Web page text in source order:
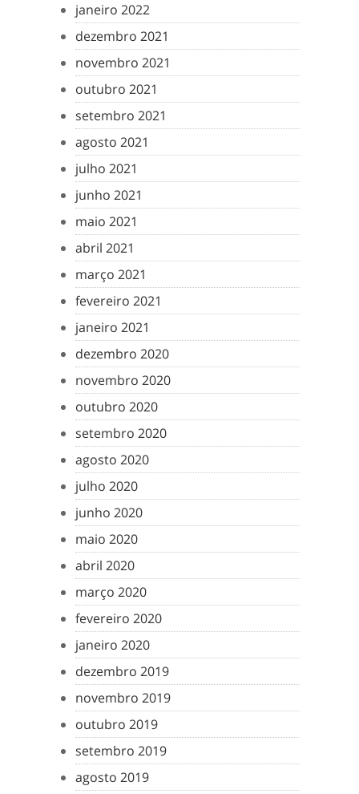
janeiro 2022
dezembro 2021
novembro 2021
outubro 2021
setembro 2021
agosto 2021
julho 2021
junho 2021
maio 2021
abril 2021
março 2021
fevereiro 2021
janeiro 2021
dezembro 2020
novembro 2020
outubro 2020
setembro 2020
agosto 2020
julho 2020
junho 2020
maio 2020
abril 2020
março 2020
fevereiro 2020
janeiro 2020
dezembro 2019
novembro 2019
outubro 2019
setembro 2019
agosto 2019